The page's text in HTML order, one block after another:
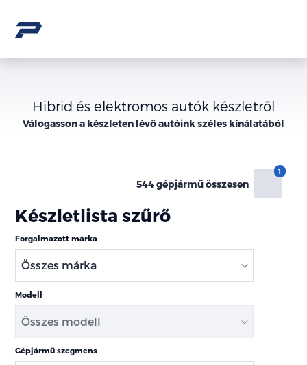
Hibrid és elektromos autók készletről
Válogasson a készleten lévőautóink széles kínálatából
544 gépjármű összesen
Készletlista szűrő
Forgalmazott márka
Modell
Gépjármű szegmens